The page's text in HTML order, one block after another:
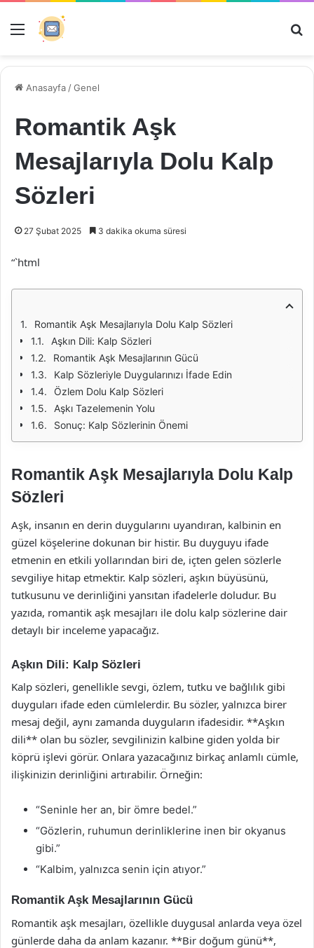
Menü
Anasayfa /Genel
Romantik Aşk
Mesajlarıyla Dolu Kalp
Sözleri
27 Şubat 2025 3 dakika okuma süresi
“`html
Romantik Aşk Mesajlarıyla Dolu Kalp Sözleri
Aşkın Dili: Kalp Sözleri
Romantik Aşk Mesajlarının Gücü
Kalp Sözleriyle Duygularınızı İfade Edin
Özlem Dolu Kalp Sözleri
Aşkı Tazelemenin Yolu
Sonuç: Kalp Sözlerinin Önemi
Romantik Aşk Mesajlarıyla Dolu Kalp
Sözleri
Aşk, insanın en derin duygularını uyandıran, kalbinin en
güzel köşelerine dokunan bir histir. Bu duyguyu ifade
etmenin en etkili yollarından biri de, içten gelen sözlerle
sevgiliye hitap etmektir. Kalp sözleri, aşkın büyüsünü,
tutkusunu ve derinliğini yansıtan ifadelerle doludur. Bu
yazıda, romantik aşk mesajları ile dolu kalp sözlerine dair
detaylı bir inceleme yapacağız.
Aşkın Dili: Kalp Sözleri
Kalp sözleri, genellikle sevgi, özlem, tutku ve bağlılık gibi
duyguları ifade eden cümlelerdir. Bu sözler, yalnızca birer
mesaj değil, aynı zamanda duyguların ifadesidir. **Aşkın
dili** olan bu sözler, sevgilinizin kalbine giden yolda bir
köprü işlevi görür. Onlara yazacağınız birkaç anlamlı cümle,
ilişkinizin derinliğini artırabilir. Örneğin:
“Seninle her an, bir ömre bedel.”
“Gözlerin, ruhumun derinliklerine inen bir okyanus
gibi.”
“Kalbim, yalnızca senin için atıyor.”
Romantik Aşk Mesajlarının Gücü
Romantik aşk mesajları, özellikle duygusal anlarda veya özel
günlerde daha da anlam kazanır. **Bir doğum günü**,